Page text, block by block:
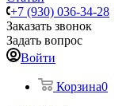
+7 (930) 036-34-28
Заказать звонок
Задать вопрос
Войти
Корзина0